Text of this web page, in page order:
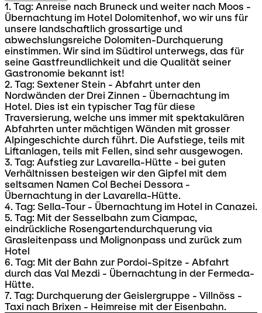
1. Tag: Anreise nach Bruneck und weiter nach Moos -
Übernachtung im Hotel Dolomitenhof, wo wir uns für
unsere landschaftlich grossartige und
abwechslungsreiche Dolomiten-Durchquerung
einstimmen. Wir sind im Südtirol unterwegs, das für
seine Gastfreundlichkeit und die Qualität seiner
Gastronomie bekannt ist!
2. Tag: Sextener Stein - Abfahrt unter den
Nordwänden der Drei Zinnen - Übernachtung im
Hotel. Dies ist ein typischer Tag für diese
Traversierung, welche uns immer mit spektakulären
Abfahrten unter mächtigen Wänden mit grosser
Alpingeschichte durch führt. Die Aufstiege, teils mit
Liftanlagen, teils mit Fellen, sind sehr ausgewogen.
3. Tag: Aufstieg zur Lavarella-Hütte - bei guten
Verhältnissen besteigen wir den Gipfel mit dem
seltsamen Namen Col Bechei Dessora -
Übernachtung in der Lavarella-Hütte.
4. Tag: Sella-Tour - Übernachtung im Hotel in Canazei.
5. Tag: Mit der Sesselbahn zum Ciampac,
eindrückliche Rosengartendurchquerung via
Grasleitenpass und Molignonpass und zurück zum
Hotel
6. Tag: Mit der Bahn zur Pordoi-Spitze - Abfahrt
durch das Val Mezdi - Übernachtung in der Fermeda-
Hütte.
7. Tag: Durchquerung der Geislergruppe - Villnöss -
Taxi nach Brixen - Heimreise mit der Eisenbahn.